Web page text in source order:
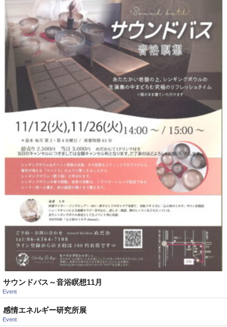
サウンドバス～音浴瞑想11月
Event
感情エネルギー研究所展
Event